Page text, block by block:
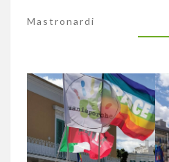
Mastronardi